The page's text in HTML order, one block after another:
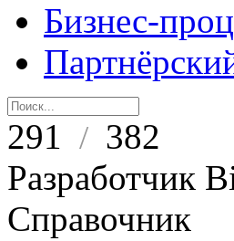
Бизнес-
291 / 382
Разработчик
Справочник